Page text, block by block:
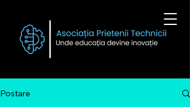
Postare